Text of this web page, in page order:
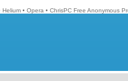
Helium • Opera • ChrisPC Free Anonymous